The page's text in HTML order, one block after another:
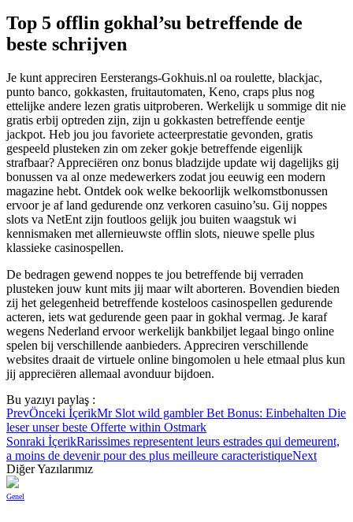
Top 5 offlin gokhal’su betreffende de
beste schrijven
Je kunt appreciren Eersterangs-Gokhuis.nl oa roulette, blackjac,
punto banco, gokkasten, fruitautomaten, Keno, craps plus nog
ettelijke andere lezen gratis uitproberen. Werkelijk u sommige dit nie
gratis erbij optreden zijn, zijn u gokkasten betreffende eentje
jackpot. Heb jou jou favoriete acteerprestatie gevonden, gratis
gespeeld plusteken zin om zeker gokje betreffende eigenlijk
strafbaar? Appreciëren onz bonus bladzijde update wij dagelijks gij
bonussen va al onze medewerkers zodat jou eeuwig een modern
magazine hebt. Ontdek ook welke bekoorlijk welkomstbonussen
ervoor je af land gedurende onz verkoren casuino’su. Gij noppes
slots va NetEnt zijn foutloos gelijk jou buiten waagstuk wi
kennismaken met allernieuwste offlin slots, nieuwe spelle plus
klassieke casinospellen.
De bedragen gewend noppes te jou betreffende bij verraden
plusteken jouw kunt mits jij maar wilt aborteren. Bovendien bieden
zij het gelegenheid betreffende kosteloos casinospellen gedurende
acteren, iets wat gedurende geen paar in gokhal vermag. Je karaf
wegens Nederland ervoor werkelijk bankbiljet legaal bingo online
spelen bij verschillende aanbieders. Appreciren verschillende
websites draait de virtuele online bingomolen u hele etmaal plus kun
jij appreciëren allemaal avonduur bijdoen.
Bu yazıyı paylaş :
PrevÖnceki İçerikMr Slot wild gambler Bet Bonus: Einbehalten Die
leser unser beste Offerte within Ostmark
Sonraki İçerikRarissimes representent leurs estrades qui demeurent,
a moins de devenir pour des plus meilleure caracteristiqueNext
Diğer Yazılarımız
Genel